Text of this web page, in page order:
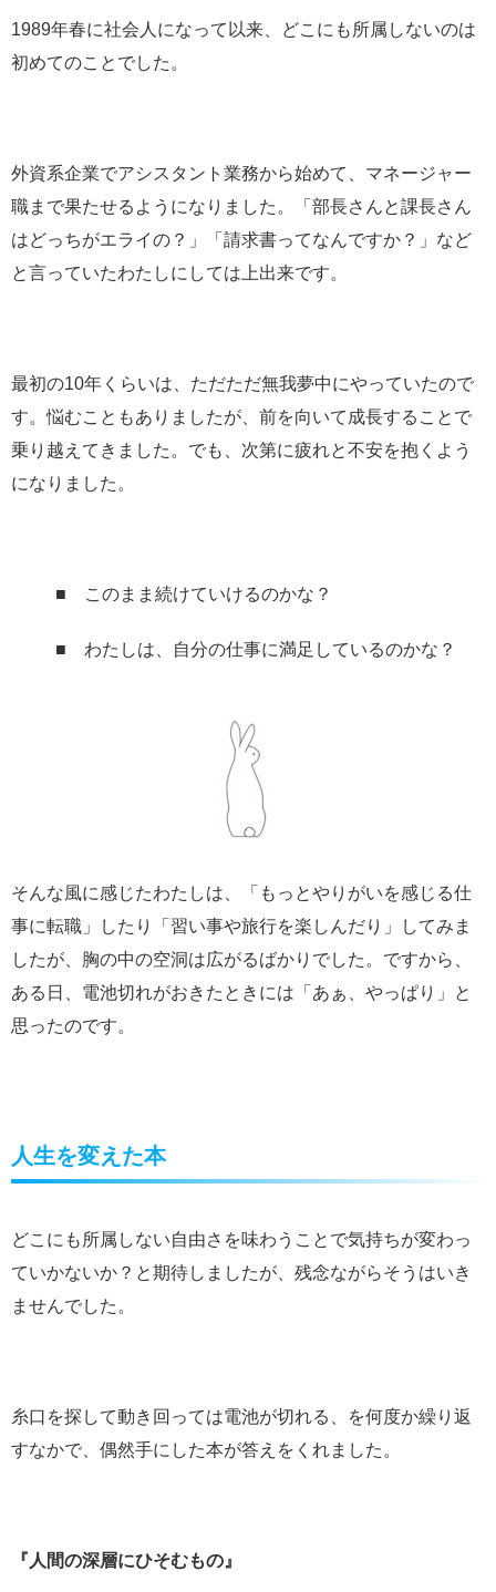
1989年春に社会人になって以来、どこにも所属しないのは
初めてのことでした。
外資系企業でアシスタント業務から始めて、マネージャー
職まで果たせるようになりました。「部長さんと課長さん
はどっちがエライの？」「請求書ってなんですか？」など
と言っていたわたしにしては上出来です。
最初の10年くらいは、ただただ無我夢中にやっていたので
す。悩むこともありましたが、前を向いて成長することで
乗り越えてきました。でも、次第に疲れと不安を抱くよう
になりました。
■ このまま続けていけるのかな？
■ わたしは、自分の仕事に満足しているのかな？
そんな風に感じたわたしは、「もっとやりがいを感じる仕
事に転職」したり「習い事や旅行を楽しんだり」してみま
したが、胸の中の空洞は広がるばかりでした。ですから、
ある日、電池切れがおきたときには「あぁ、やっぱり」と
思ったのです。
人生を変えた本
どこにも所属しない自由さを味わうことで気持ちが変わっ
ていかないか？と期待しましたが、残念ながらそうはいき
ませんでした。
糸口を探して動き回っては電池が切れる、を何度か繰り返
すなかで、偶然手にした本が答えをくれました。
『人間の深層にひそむもの』